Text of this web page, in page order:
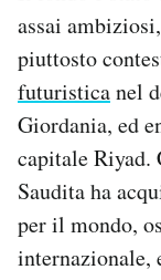
assai
piuttosto
futuristicanel
Giordania, ed
capitale Riyad.
Saudita ha
per il mondo,
internazionale,